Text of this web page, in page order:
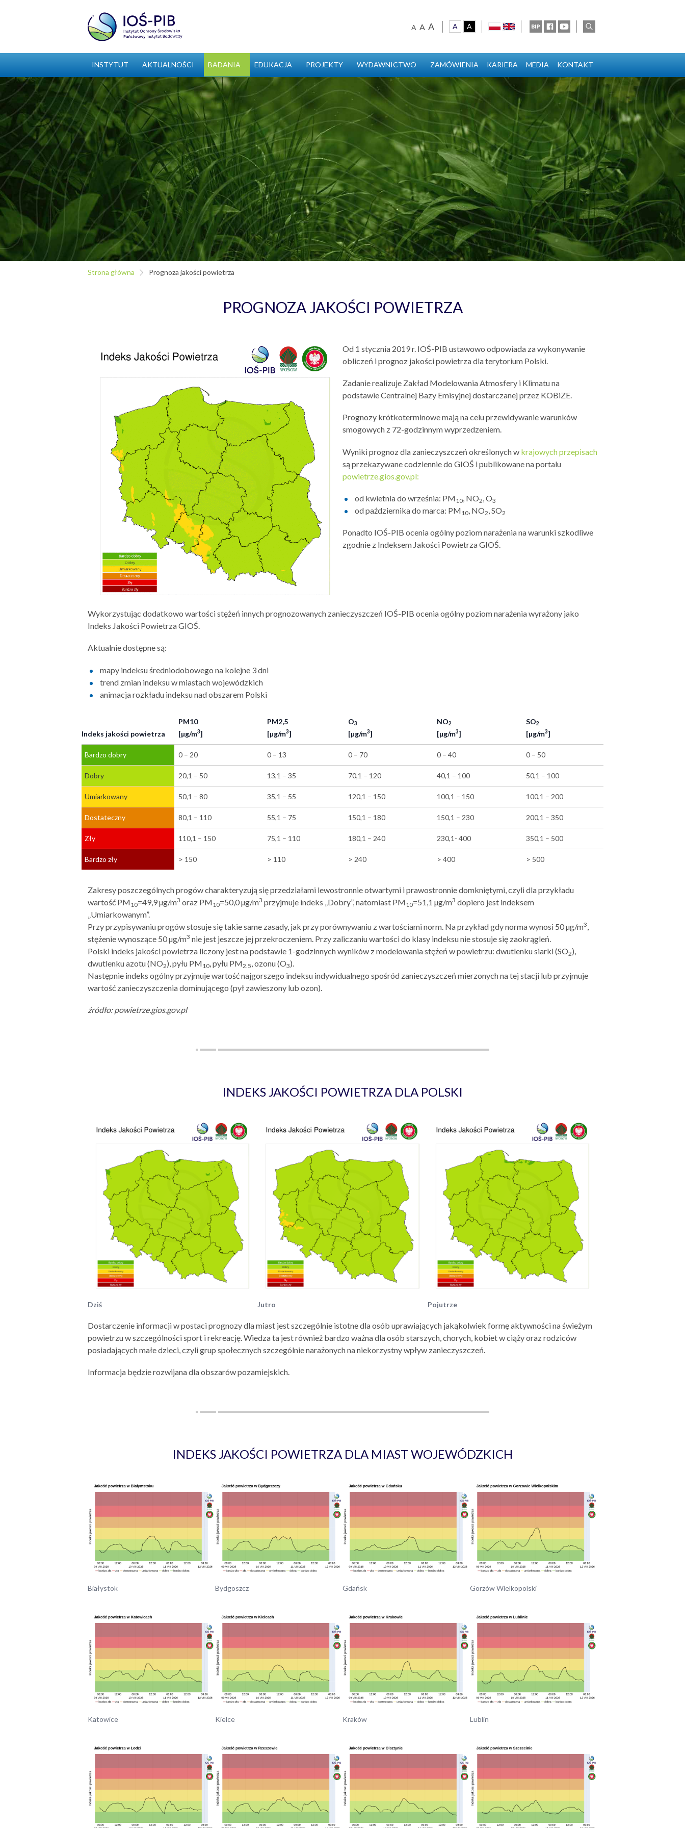
Ustawienia
A
domyślna czcionka
A
większa czcionka
A
największa czcionka
A
kontrast domyślny
A
kontrast biały tekst na czarnym
polskienglish BIP FacebookYoutubewyszukaj
INSTYTUT AKTUALNOŚCI BADANIA EDUKACJA PROJEKTY WYDAWNICTWO ZAMÓWIENIA KARIERA MEDIA KONTAKT
Strona główna Prognoza jakości powietrza
PROGNOZA JAKOŚCI POWIETRZA
Od 1 stycznia 2019 r. IOŚ-PIB ustawowo odpowiada za wykonywanie
obliczeń i prognoz jakości powietrza dla terytorium Polski.
Zadanie realizuje Zakład Modelowania Atmosfery i Klimatu na
podstawie Centralnej Bazy Emisyjnej dostarczanej przez KOBiZE.
Prognozy krótkoterminowe mają na celu przewidywanie warunków
smogowych z 72-godzinnym wyprzedzeniem.
Wyniki prognoz dla zanieczyszczeń określonych w krajowych przepisach
są przekazywane codziennie do GIOŚ i publikowane na portalu
powietrze.gios.gov.pl:
od kwietnia do września: PM10 , NO2 , O3
od października do marca: PM10 , NO2 , SO2
Ponadto IOŚ-PIB ocenia ogólny poziom narażenia na warunki szkodliwe
zgodnie z Indeksem Jakości Powietrza GIOŚ.
Wykorzystując dodatkowo wartości stężeń innych prognozowanych zanieczyszczeń IOŚ-PIB ocenia ogólny poziom narażenia wyrażony jako
Indeks Jakości Powietrza GIOŚ.
Aktualnie dostępne są:
mapy indeksu średniodobowego na kolejne 3 dni
trend zmian indeksu w miastach wojewódzkich
animacja rozkładu indeksu nad obszarem Polski
Indeks jakości powietrza
PM10
[µg/m3]
PM2,5
[µg/m3]
O3
[µg/m3]
NO2
[µg/m3]
SO2
[µg/m3]
Bardzo dobry 0 – 20 0 – 13 0 – 70 0 – 40 0 – 50
Dobry 20,1 – 50 13,1 – 35 70,1 – 120 40,1 – 100 50,1 – 100
Umiarkowany 50,1 – 80 35,1 – 55 120,1 – 150 100,1 – 150 100,1 – 200
Dostateczny 80,1 – 110 55,1 – 75 150,1 – 180 150,1 – 230 200,1 – 350
Zły 110,1 – 150 75,1 – 110 180,1 – 240 230,1- 400 350,1 – 500
Bardzo zły > 150 > 110 > 240 > 400 > 500
Zakresy poszczególnych progów charakteryzują się przedziałami lewostronnie otwartymi i prawostronnie domkniętymi, czyli dla przykładu
wartość PM10=49,9 µg/m3 oraz PM10=50,0 µg/m3 przyjmuje indeks „Dobry”, natomiast PM10=51,1 µg/m3 dopiero jest indeksem
„Umiarkowanym”.
Przy przypisywaniu progów stosuje się takie same zasady, jak przy porównywaniu z wartościami norm. Na przykład gdy norma wynosi 50 µg/m3
stężenie wynoszące 50 µg/m3 nie jest jeszcze jej przekroczeniem. Przy zaliczaniu wartości do klasy indeksu nie stosuje się zaokrągleń.
Polski indeks jakości powietrza liczony jest na podstawie 1-godzinnych wyników z modelowania stężeń w powietrzu: dwutlenku siarki (SO2),
dwutlenku azotu (NO2), pyłu PM10 , pyłu PM2.5 , ozonu (O3).
Następnie indeks ogólny przyjmuje wartość najgorszego indeksu indywidualnego spośród zanieczyszczeń mierzonych na tej stacji lub przyjmuje
wartość zanieczyszczenia dominującego (pył zawieszony lub ozon).
źródło: powietrze.gios.gov.pl
INDEKS JAKOŚCI POWIETRZA DLA POLSKI
Dziś Jutro Pojutrze
Dostarczenie informacji w postaci prognozy dla miast jest szczególnie istotne dla osób uprawiających jakąkolwiek formę aktywności na świeżym
powietrzu w szczególności sport i rekreację. Wiedza ta jest również bardzo ważna dla osób starszych, chorych, kobiet w ciąży oraz rodziców
posiadających małe dzieci, czyli grup społecznych szczególnie narażonych na niekorzystny wpływ zanieczyszczeń.
Informacja będzie rozwijana dla obszarów pozamiejskich.
INDEKS JAKOŚCI POWIETRZA DLA MIAST WOJEWÓDZKICH
Białystok Bydgoszcz Gdańsk Gorzów Wielkopolski
Katowice Kielce Kraków Lublin